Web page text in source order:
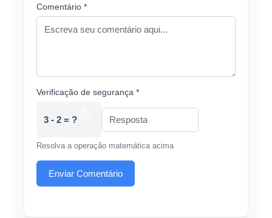
Comentário *
Verificação de segurança *
3 - 2 = ?
Resolva a operação matemática acima
Enviar Comentário